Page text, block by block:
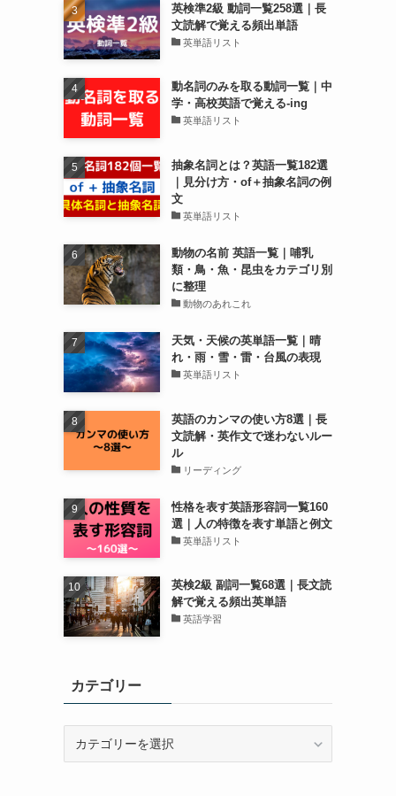
英検準2級 動詞一覧258選｜長
文読解で覚える頻出単語
英単語リスト
動名詞のみを取る動詞一覧｜中
学・高校英語で覚える-ing
英単語リスト
抽象名詞とは？英語一覧182選
｜見分け方・of＋抽象名詞の例
文
英単語リスト
動物の名前 英語一覧｜哺乳
類・鳥・魚・昆虫をカテゴリ別
に整理
動物のあれこれ
天気・天候の英単語一覧｜晴
れ・雨・雪・雷・台風の表現
英単語リスト
英語のカンマの使い方8選｜長
文読解・英作文で迷わないルー
ル
リーディング
性格を表す英語形容詞一覧160
選｜人の特徴を表す単語と例文
英単語リスト
英検2級 副詞一覧68選｜長文読
解で覚える頻出英単語
英語学習
カテゴリー